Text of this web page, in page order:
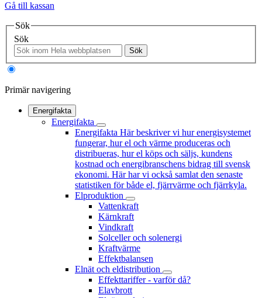
Gå till kassan
Sök
Sök
Sök
Primär navigering
Energifakta
Energifakta
Energifakta Här beskriver vi hur energisystemet
fungerar, hur el och värme produceras och
distribueras, hur el köps och säljs, kundens
kostnad och energibranschens bidrag till svensk
ekonomi. Här har vi också samlat den senaste
statistiken för både el, fjärrvärme och fjärrkyla.
Elproduktion
Vattenkraft
Kärnkraft
Vindkraft
Solceller och solenergi
Kraftvärme
Effektbalansen
Elnät och eldistribution
Effekttariffer - varför då?
Elavbrott